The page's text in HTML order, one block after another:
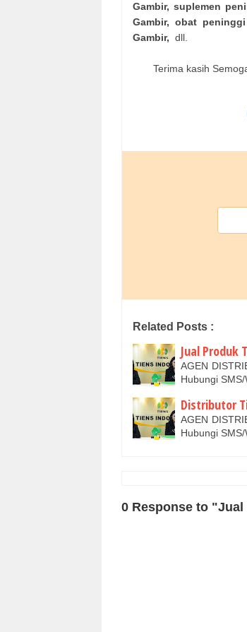
Gambir, suplemen
Gambir, obat
Gambir, dll.
Terima kasih
Related Posts :
Jual Produk
AGEN
Hubungi
Distributor
AGEN
Hubungi
0 Response to